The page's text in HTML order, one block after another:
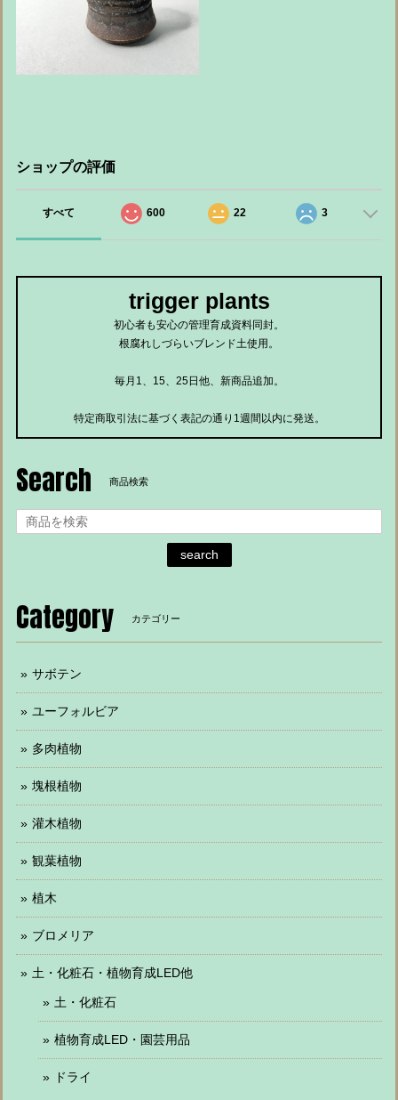
ショップの評価
すべて 600 22 3
trigger plants
初心者も安心の管理育成資料同封。
根腐れしづらいブレンド土使用。
毎月1、15、25日他、新商品追加。
特定商取引法に基づく表記の通り1週間以内に発送。
Search 商品検索
search
Category カテゴリー
サボテン
ユーフォルビア
多肉植物
塊根植物
灌木植物
観葉植物
植木
ブロメリア
土・化粧石・植物育成LED他
土・化粧石
植物育成LED・園芸用品
ドライ